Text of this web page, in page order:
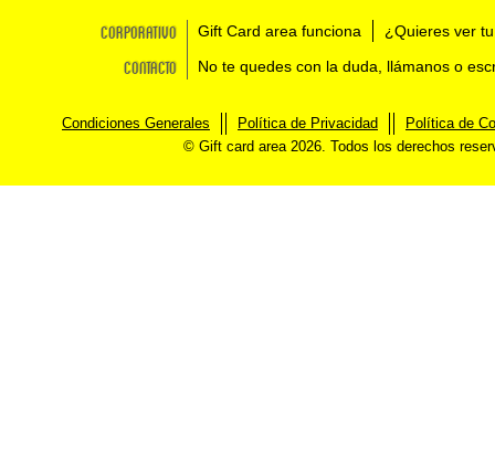
Corporativo Gift Card area funciona ¿Quieres ver
Contacto No te quedes con la duda, llámanos o
Condiciones Generales Política de Privacidad
Política de
© Gift card area 2026. Todos los derechos